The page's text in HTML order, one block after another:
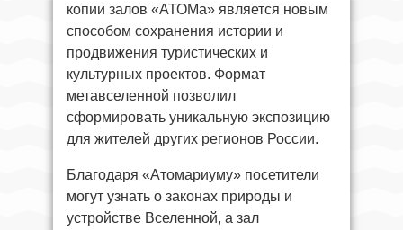
копии залов «АТОМа» является новым
способом сохранения истории и
продвижения туристических и
культурных проектов. Формат
метавселенной позволил
сформировать уникальную экспозицию
для жителей других регионов России.
Благодаря «Атомариуму» посетители
могут узнать о законах природы и
устройстве Вселенной, а зал